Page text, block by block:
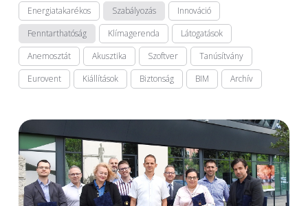
Energiatakarékos
Szabályozás
Innováció
Fenntarthatóság
Klímagerenda
Látogatások
Anemosztát
Akusztika Szoftver
Tanúsítvány
Eurovent
Kiállítások Biztonság BIM Archív